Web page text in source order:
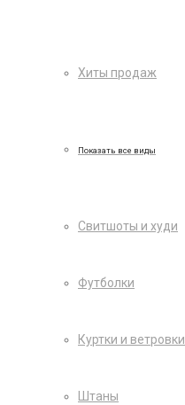
Хиты продаж
Показать все виды
Свитшоты и худи
Футболки
Куртки и ветровки
Штаны